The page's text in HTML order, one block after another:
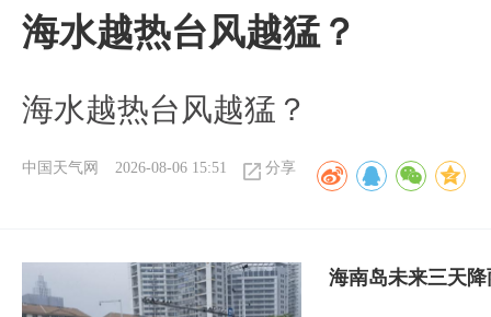
海水越热台风越猛？
海水越热台风越猛？
中国天气网 2026-08-06 15:51 分享
海南岛未来三天